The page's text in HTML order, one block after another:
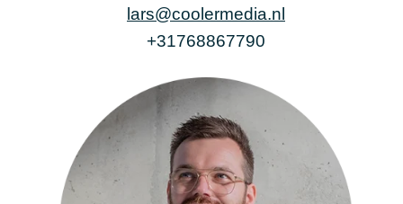
lars@coolermedia.nl
+31768867790